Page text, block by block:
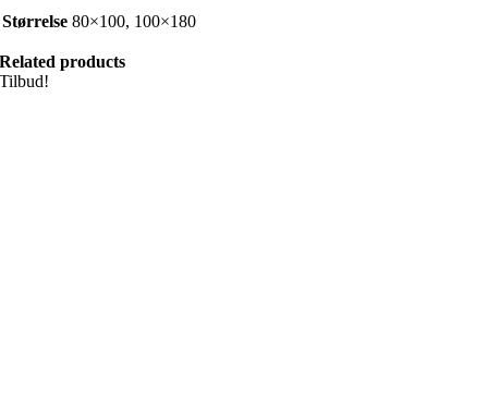
Størrelse 80×100, 100×180
Related products
Tilbud!